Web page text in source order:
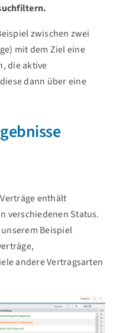
zwischen zwei
mit dem Ziel eine
die aktive
dann über eine
enthält
verschiedenen Status.
Beispiel
andere Vertragsarten